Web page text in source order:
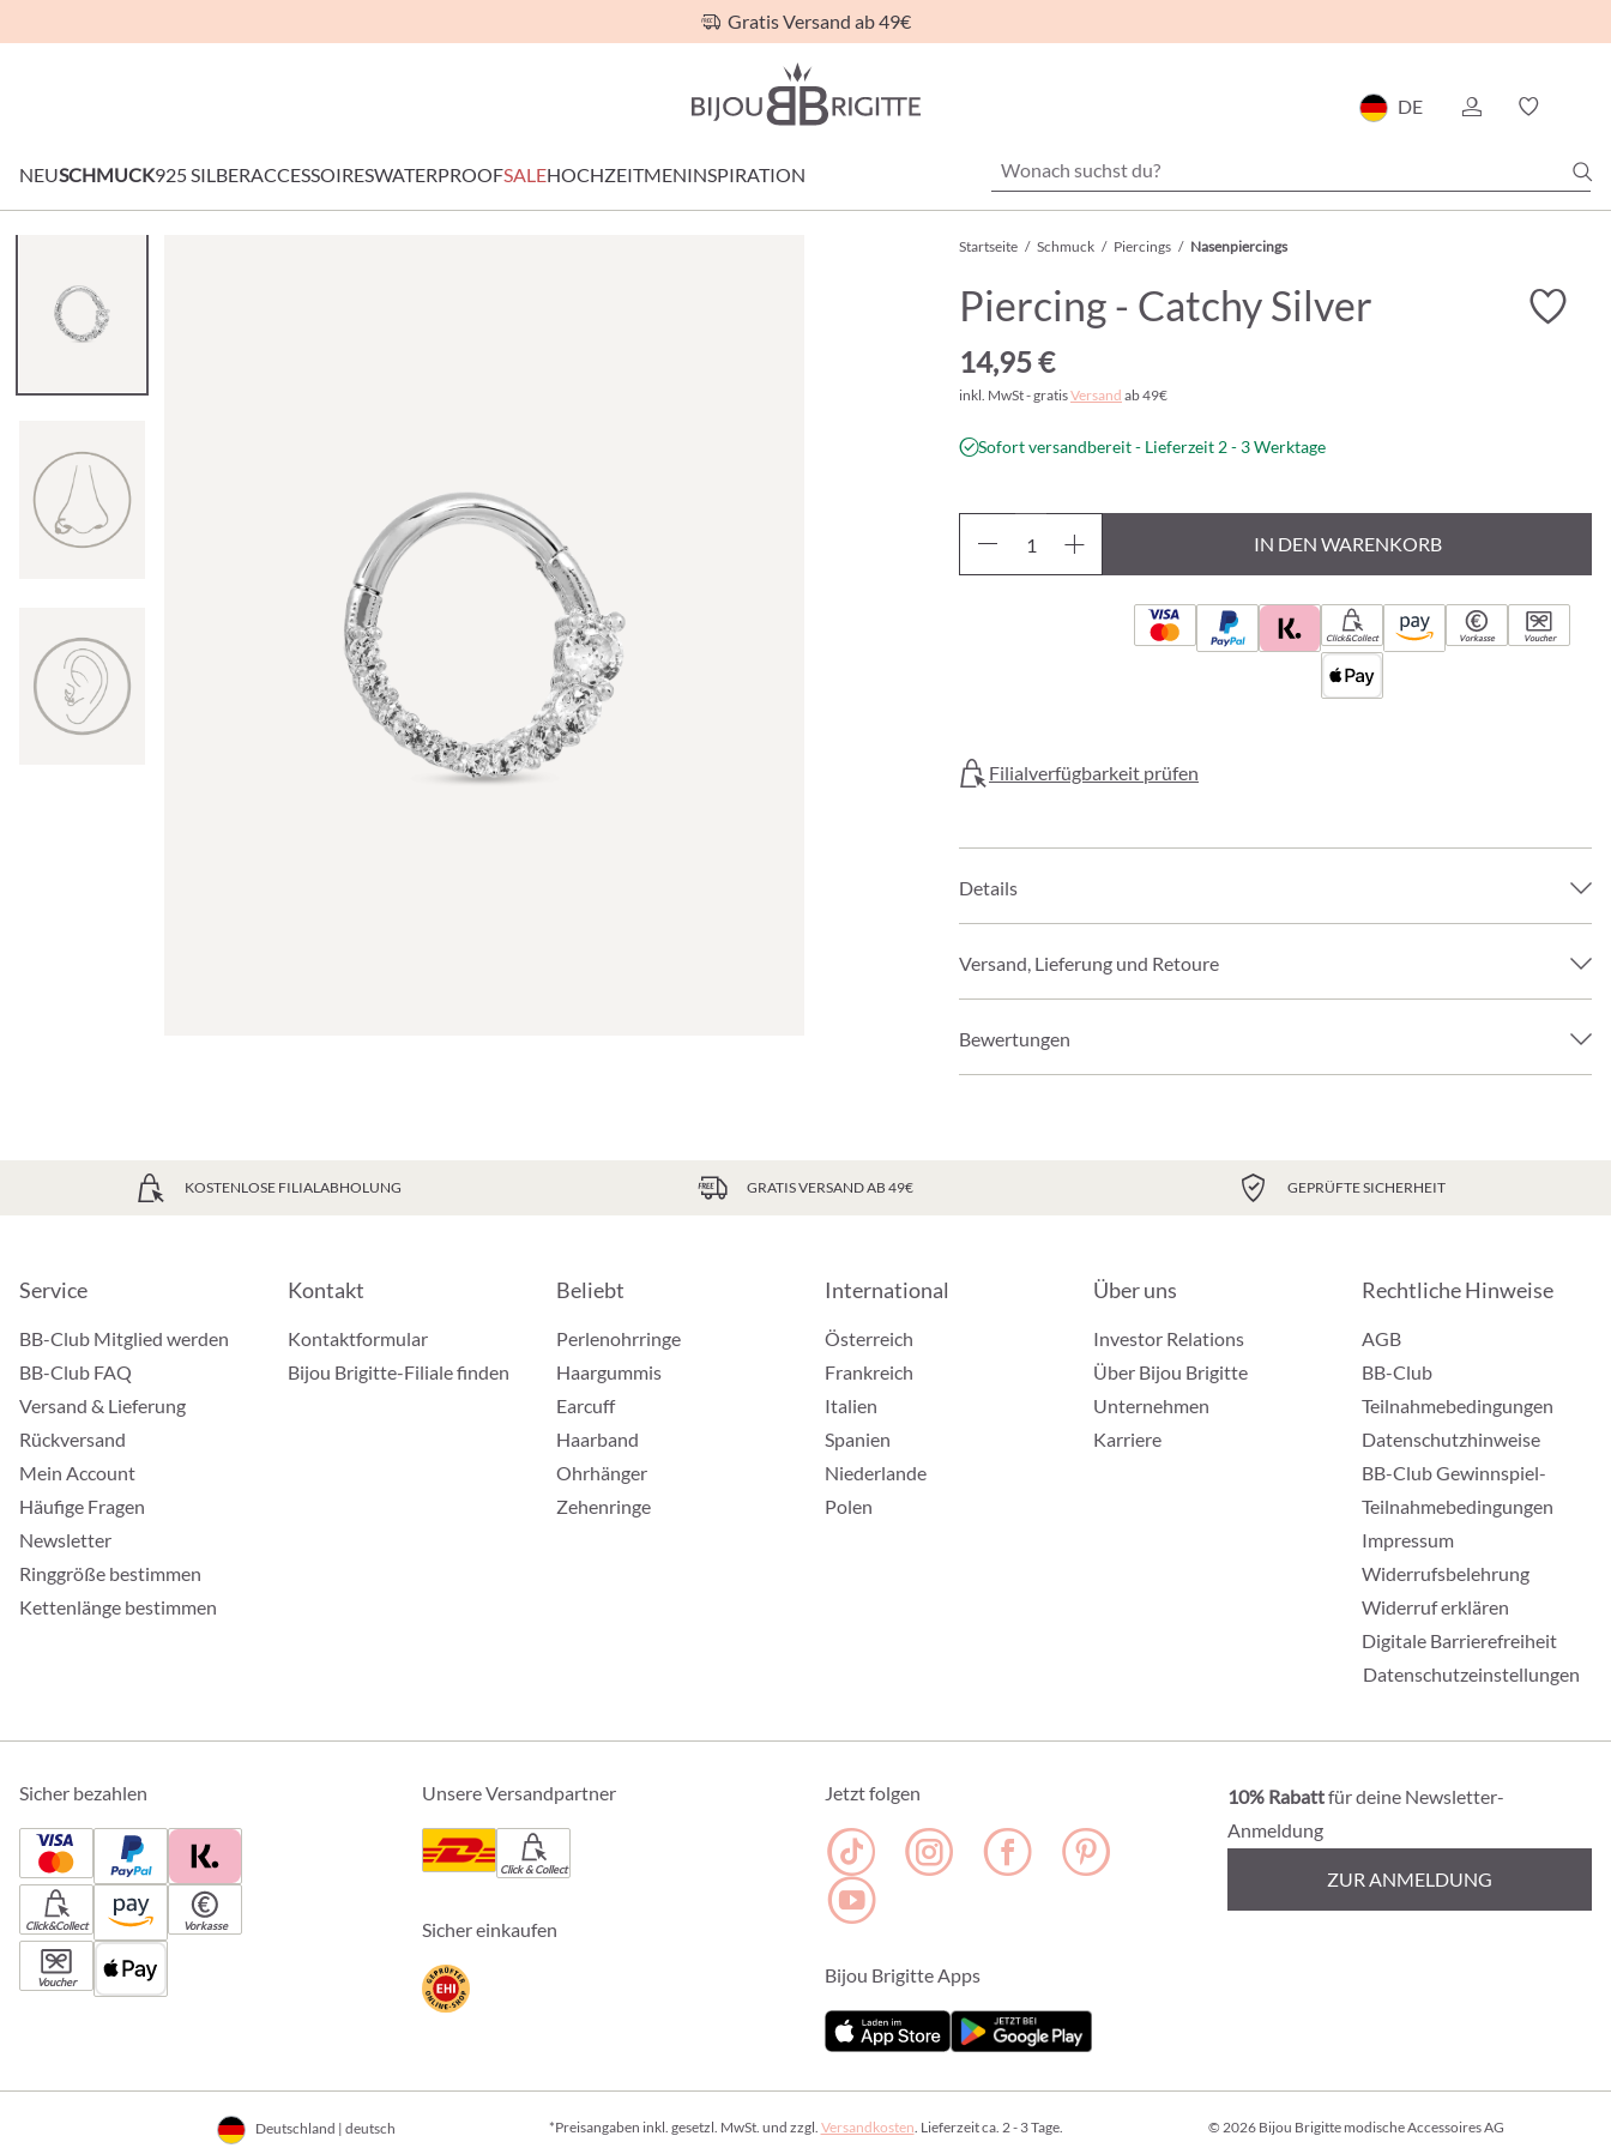
Gratis Versand ab 49€
DE
NEUSCHMUCK925 SILBERACCESSOIRESWATERPROOFSALEHOCHZEITMENINSPIRATION
Startseite / Schmuck / Piercings / Nasenpiercings
Piercing - Catchy Silver
14,95 €
inkl. MwSt - gratisVersand ab 49€
Sofort versandbereit - Lieferzeit 2 - 3 Werktage
IN DEN WARENKORB
Click&Collect Vorkasse Voucher
Filialverfügbarkeit prüfen
Details
Versand, Lieferung und Retoure
Bewertungen
KOSTENLOSE FILIALABHOLUNG GRATIS VERSAND AB 49€ GEPRÜFTE SICHERHEIT
Service
BB-Club Mitglied werden
BB-Club FAQ
Versand & Lieferung
Rückversand
Mein Account
Häufige Fragen
Newsletter
Ringgröße bestimmen
Kettenlänge bestimmen
Kontakt
Kontaktformular
Bijou Brigitte-Filiale finden
Beliebt
Perlenohrringe
Haargummis
Earcuff
Haarband
Ohrhänger
Zehenringe
International
Österreich
Frankreich
Italien
Spanien
Niederlande
Polen
Über uns
Investor Relations
Über Bijou Brigitte
Unternehmen
Karriere
Rechtliche Hinweise
AGB
BB-Club
Teilnahmebedingungen
Datenschutzhinweise
BB-Club Gewinnspiel-
Teilnahmebedingungen
Impressum
Widerrufsbelehrung
Widerruf erklären
Digitale Barrierefreiheit
Datenschutzeinstellungen
Sicher bezahlen
Click&Collect Vorkasse
Voucher
Unsere Versandpartner
Click & Collect
Sicher einkaufen
Jetzt folgen
Bijou Brigitte Apps
10% Rabattfür deine Newsletter-
Anmeldung
ZUR ANMELDUNG
Deutschland | deutsch *Preisangaben inkl. gesetzl. MwSt. und zzgl. Versandkosten. Lieferzeit ca. 2 - 3 Tage. © 2026 Bijou Brigitte modische Accessoires AG